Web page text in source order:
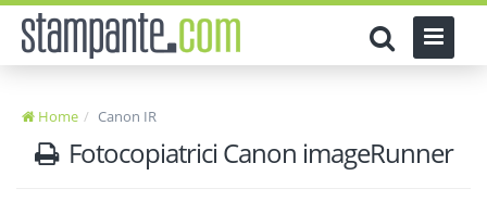
Home Canon IR
Fotocopiatrici Canon imageRunner